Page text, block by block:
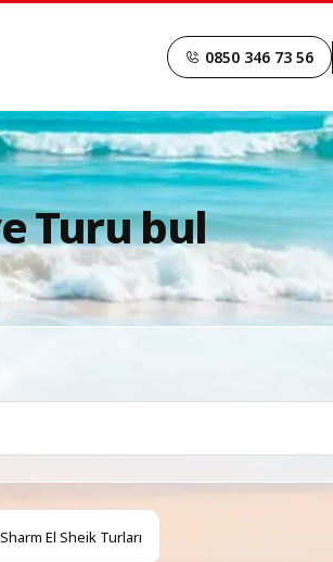
0850 346 73 56
Turu bul
Sharm El Sheik Turları